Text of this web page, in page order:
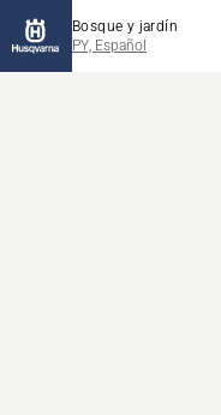
Bosque y jardín
PY, Español